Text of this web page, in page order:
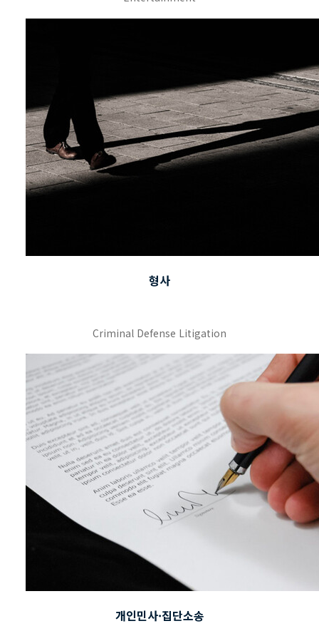
형사
Criminal Defense Litigation
개인민사·집단소송